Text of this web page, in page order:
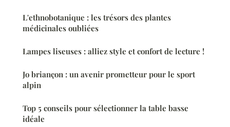
L'ethnobotanique : les trésors des plantes
médicinales oubliées
Lampes liseuses : alliez style et confort de lecture !
Jo briançon : un avenir prometteur pour le sport
alpin
Top 5 conseils pour sélectionner la table basse
idéale